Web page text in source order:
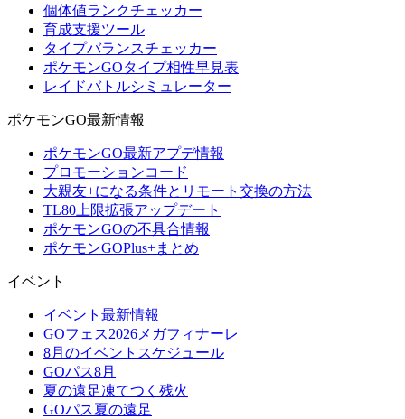
個体値ランクチェッカー
育成支援ツール
タイプバランスチェッカー
ポケモンGOタイプ相性早見表
レイドバトルシミュレーター
ポケモンGO最新情報
ポケモンGO最新アプデ情報
プロモーションコード
大親友+になる条件とリモート交換の方法
TL80上限拡張アップデート
ポケモンGOの不具合情報
ポケモンGOPlus+まとめ
イベント
イベント最新情報
GOフェス2026メガフィナーレ
8月のイベントスケジュール
GOパス8月
夏の遠足凍てつく残火
GOパス夏の遠足